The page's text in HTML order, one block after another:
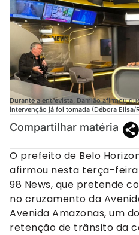
Durante a entrevista, Damião afirmou
intervenção já foi tomada (Débora Elisa/
Compartilhar matéria
O prefeito de Belo
afirmou nesta terça-
98 News, que pretende
no cruzamento da
Avenida Amazonas, um
retenção de trânsito da